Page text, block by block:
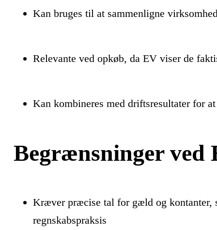
Kan bruges til at sammenligne
Relevante ved opkøb, da EV viser de
Kan kombineres med driftsresultater for
Begrænsninger ved
Kræver præcise tal for gæld og kontanter,
regnskabspraksis